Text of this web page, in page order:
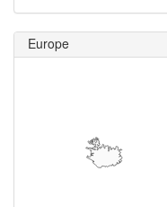
Europe